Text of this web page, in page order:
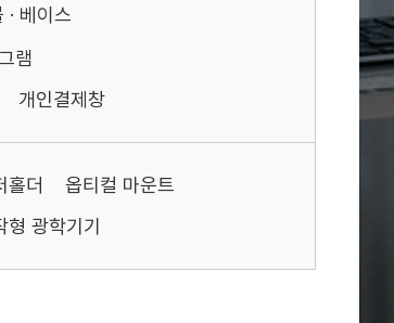
· 베이스
램
개인결제창
홀더
옵티컬 마운트
형 광학기기